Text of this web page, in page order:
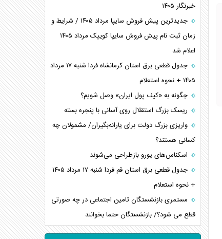
خبرنگار ۱۴۰۵
جدیدترین پیش فروش سایپا مرداد ۱۴۰۵ / شرایط و
زمان ثبت نام پیش فروش سایپا کوییک مرداد ۱۴۰۵
اعلام شد
جدول قطعی برق استان کرمانشاه فردا شنبه ۱۷ مرداد
۱۴۰۵ + نحوه استعلام
چگونه به «کیف پول ایران» وصل شویم؟
ریسک بزرگ استقلال روی آسانی با پنجره بسته
واریزی بزرگ دولت برای یارانه‌بگیران/ مشمولان چه
کسانی هستند؟
اسکناس‌های یورو بازطراحی می‌شوند
جدول قطعی برق استان قم فردا شنبه ۱۷ مرداد ۱۴۰۵
+ نحوه استعلام
مستمری بازنشستگان تامین اجتماعی در چه صورتی
قطع می شود؟/ بازنشستگان حتما بخوانند